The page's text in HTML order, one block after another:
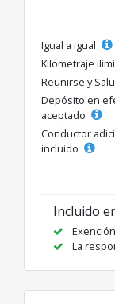
Igual a igual
Kilometraje
Reunirse y
Depósito en
aceptado
Conductor
incluido
Incluido
La